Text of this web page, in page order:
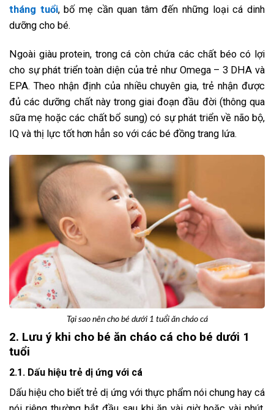
tháng tuổi, bố mẹ cần quan tâm đến những loại cá dinh
dưỡng cho bé.
Ngoài giàu protein, trong cá còn chứa các chất béo có lợi
cho sự phát triển toàn diện của trẻ như Omega – 3 DHA và
EPA. Theo nhận định của nhiều chuyên gia, trẻ nhận được
đủ các dưỡng chất này trong giai đoạn đầu đời (thông qua
sữa mẹ hoặc các chất bổ sung) có sự phát triển về não bộ,
IQ và thị lực tốt hơn hẳn so với các bé đồng trang lứa.
Tại sao nên cho bé dưới 1 tuổi ăn cháo cá
2. Lưu ý khi cho bé ăn cháo cá cho bé dưới 1
tuổi
2.1. Dấu hiệu trẻ dị ứng với cá
Dấu hiệu cho biết trẻ dị ứng với thực phẩm nói chung hay cá